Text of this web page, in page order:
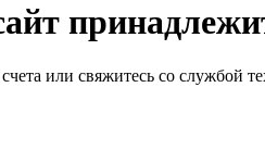
или свяжитесь со службой